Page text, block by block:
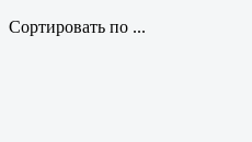
Сортировать по ...